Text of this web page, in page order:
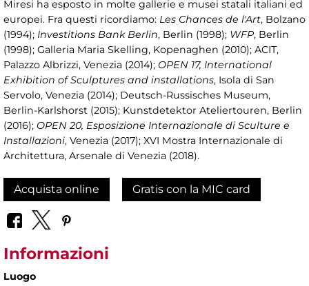
Miresi ha esposto in molte gallerie e musei statali italiani ed
europei. Fra questi ricordiamo: Les Chances de l'Art, Bolzano
(1994); Investitions Bank Berlin, Berlin (1998); WFP, Berlin
(1998); Galleria Maria Skelling, Kopenaghen (2010); ACIT,
Palazzo Albrizzi, Venezia (2014); OPEN 17, International
Exhibition of Sculptures and installations, Isola di San
Servolo, Venezia (2014); Deutsch-Russisches Museum,
Berlin-Karlshorst (2015); Kunstdetektor Ateliertouren, Berlin
(2016); OPEN 20, Esposizione Internazionale di Sculture e
Installazioni, Venezia (2017); XVI Mostra Internazionale di
Architettura, Arsenale di Venezia (2018).
Acquista online Gratis con la MIC card
Informazioni
Luogo